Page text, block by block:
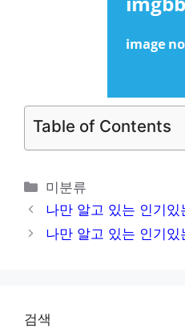
Table of Contents
카
테
고
리
미분류
나만 알고 있는 인기
나만 알고 있는 인기
검색